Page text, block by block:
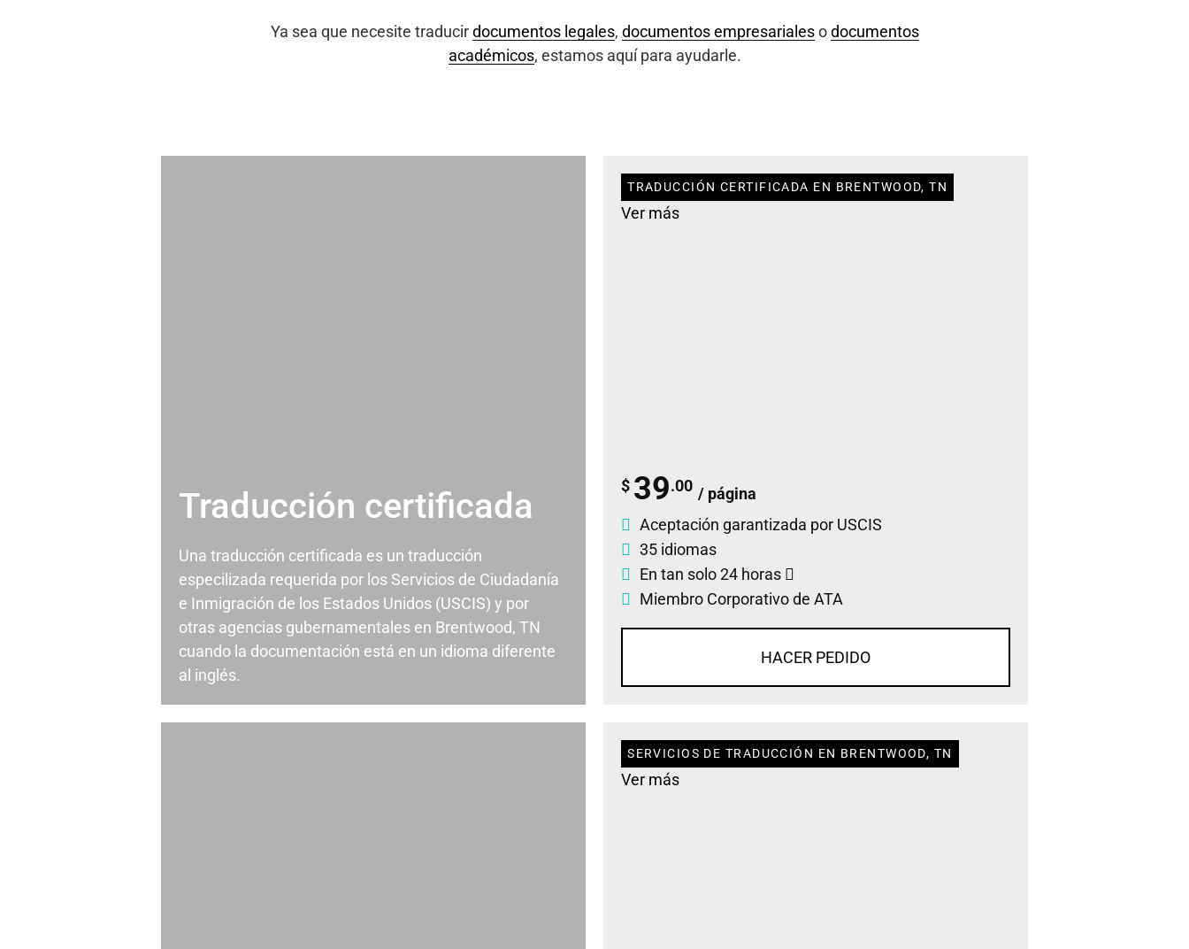
Ya sea que necesite traducirdocumentos legales, documentos empresarialesodocumentos
académicos, estamos aquí para ayudarle.
Traducción certificada
Una traducción certificada es un traducción
especilizada requerida por los Servicios de Ciudadanía
e Inmigración de los Estados Unidos (USCIS) y por
otras agencias gubernamentales en Brentwood, TN
cuando la documentación está en un idioma diferente
al inglés.
TRADUCCIÓN CERTIFICADA EN BRENTWOOD, TN
Ver más
$ 39.00 / página
Aceptación garantizada por USCIS
35 idiomas
En tan solo 24 horas
Miembro Corporativo de ATA
HACER PEDIDO
SERVICIOS DE TRADUCCIÓN EN BRENTWOOD, TN
Ver más